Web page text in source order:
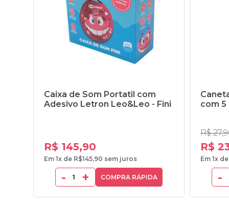
Caixa de Som Portatil com
Adesivo Letron Leo&Leo - Fini
R$ 145,90
Em 1x de R$145,90 sem juros
- + COMPRA RÁPIDA
com 5
R$
R$
Em 1x
-